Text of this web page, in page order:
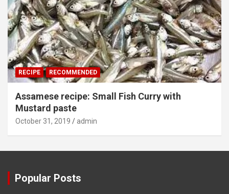
RECIPE RECOMMENDED
Assamese recipe: Small Fish Curry with
Mustard paste
October 31, 2019 admin
Popular Posts